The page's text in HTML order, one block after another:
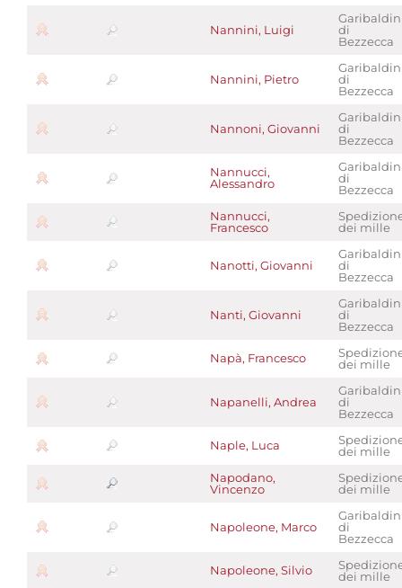
Nannini, Luigi
di
Bezzecca
Nannini, Pietro
di
Bezzecca
Nannoni, Giovanni
di
Bezzecca
Nannucci,
Alessandro
di
Bezzecca
Nannucci,
Francesco
dei mille
Nanotti, Giovanni
di
Bezzecca
Nanti, Giovanni
di
Bezzecca
Napà, Francesco
dei mille
Napanelli, Andrea
di
Bezzecca
Naple, Luca
dei mille
Napodano,
Vincenzo
dei mille
Napoleone, Marco
di
Bezzecca
Napoleone, Silvio
dei mille